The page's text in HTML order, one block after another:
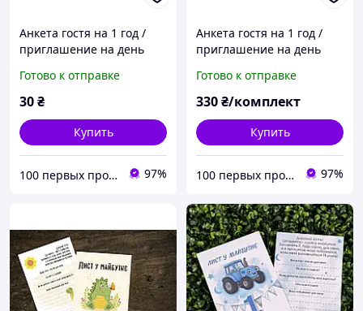
Анкета гостя на 1 год /
приглашение на день
будущее двустороннее
10×15 см, картон 300 г, 1
Готово к отправке
30₴
Купить
100 первых продуктов 97%
Анкета гостя на 1 год /
приглашение на день
будущее двустороннее
10×15 см, картон 300 г, 16
Готово к отправке
330₴/комплект
Купить
100 первых продуктов 97%